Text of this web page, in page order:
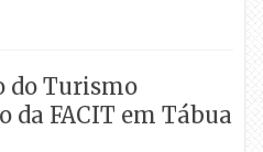
do Turismo
da FACIT em Tábua